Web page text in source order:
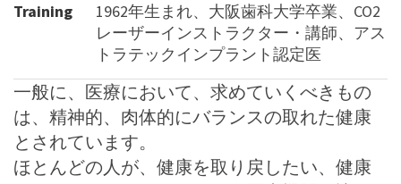
Training
1962年生まれ、大阪歯科大学卒業、CO2
レーザーインストラクター・講師、アス
トラテックインプラント認定医
一般に、医療において、求めていくべきもの
は、精神的、肉体的にバランスの取れた健康
とされています。
ほとんどの人が、健康を取り戻したい、健康